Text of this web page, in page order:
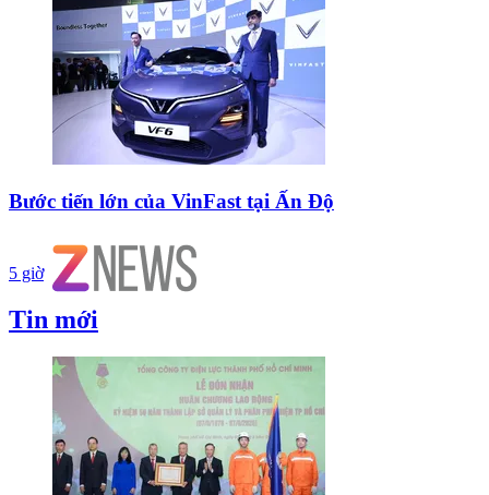
Bước tiến lớn của VinFast tại Ấn Độ
5 giờ
Tin mới